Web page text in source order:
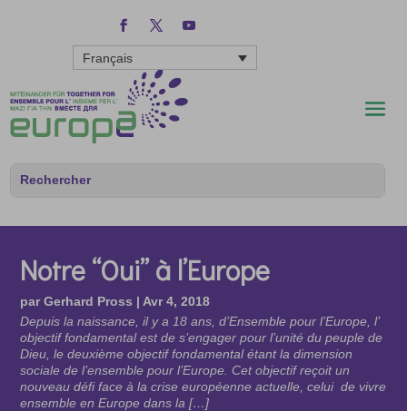
Français
Notre “Oui” à l’Europe
parGerhard Pross | Avr 4, 2018
Depuis la naissance, il y a 18 ans, d’Ensemble pour l’Europe, l’
objectif fondamental est de s’engager pour l’unité du peuple de
Dieu, le deuxième objectif fondamental étant la dimension
sociale de l’ensemble pour l’Europe. Cet objectif reçoit un
nouveau défi face à la crise européenne actuelle, celui de vivre
ensemble en Europe dans la […]